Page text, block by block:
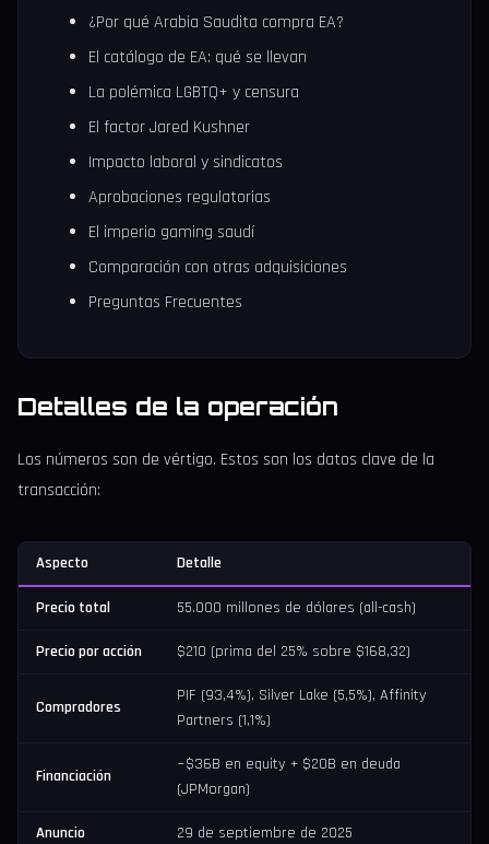
¿Por qué Arabia Saudita compra EA?
El catálogo de EA: qué se llevan
La polémica LGBTQ+ y censura
El factor Jared Kushner
Impacto laboral y sindicatos
Aprobaciones regulatorias
El imperio gaming saudí
Comparación con otras adquisiciones
Preguntas Frecuentes
Detalles de la operación
Los números son de vértigo. Estos son los datos clave de la
transacción:
Aspecto Detalle
Precio total 55.000 millones de dólares (all-cash)
Precio por acción $210 (prima del 25% sobre $168,32)
Compradores
PIF (93,4%), Silver Lake (5,5%), Affinity
Partners (1,1%)
Financiación
~$36B en equity + $20B en deuda
(JPMorgan)
Anuncio 29 de septiembre de 2025